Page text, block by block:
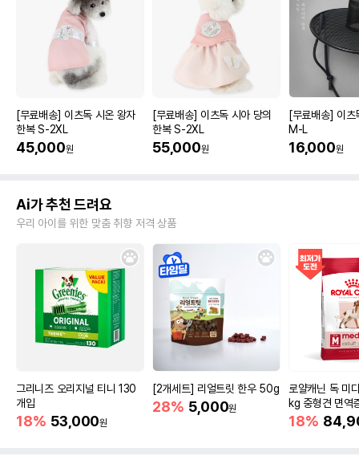
[무료배송] 이츠독 시온 왕자
한복 S-2XL
45,000원
[무료배송] 이츠독 시아 당의
한복 S-2XL
55,000원
[무료배송] 이츠
M-L
16,000원
Ai가 추천 드려요
우리 아이를 위한 맞춤 취향 저격 상품
그리니즈 오리지널 티니 130
개입
18% 53,000원
[2개세트] 리얼트릿 한우 50g
28% 5,000원
로얄캐닌 독 미
kg 중형견 면역
18%